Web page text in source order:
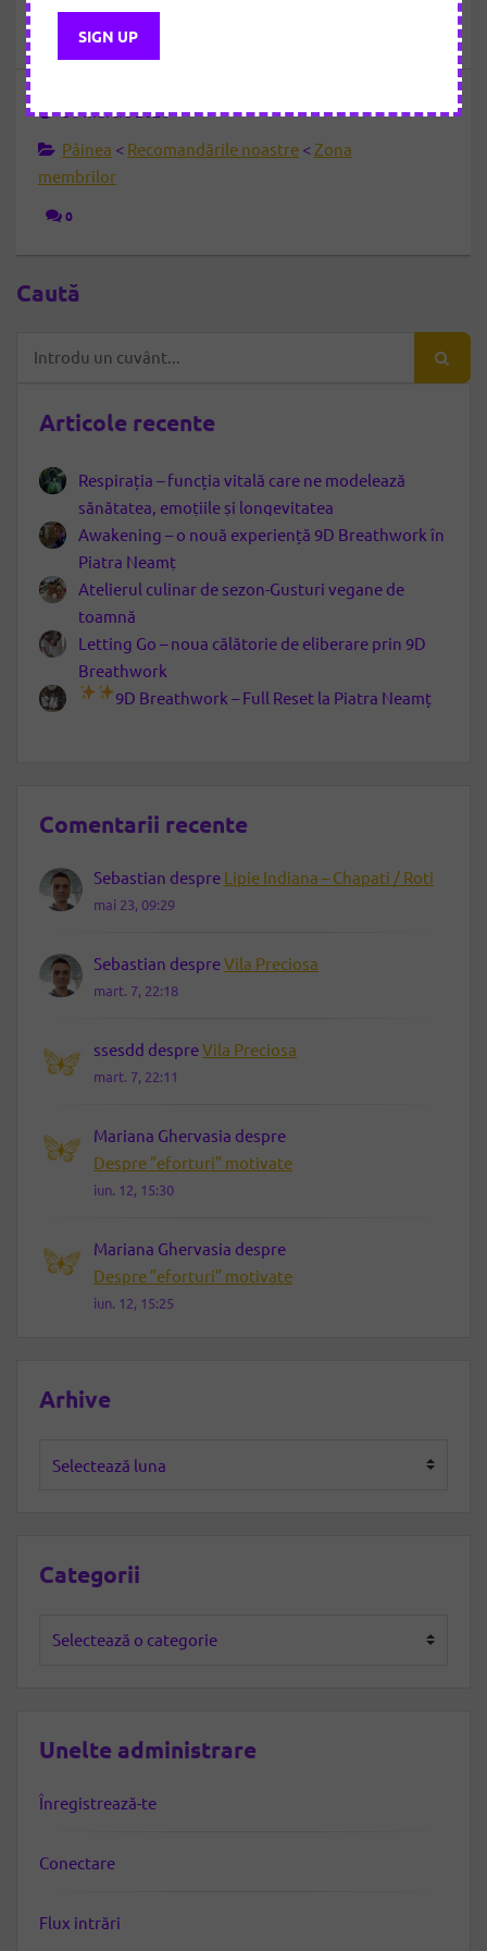
30 martie 2020
Pâinea < Recomandările noastre < Zona
membrilor
0
Caută
Articole recente
Respirația – funcția vitală care ne modelează
sănătatea, emoțiile și longevitatea
Awakening – o nouă experiență 9D Breathwork în
Piatra Neamț
Atelierul culinar de sezon-Gusturi vegane de
toamnă
Letting Go – noua călătorie de eliberare prin 9D
Breathwork
9D Breathwork – Full Reset la Piatra Neamț
Comentarii recente
Sebastian despre Lipie Indiana – Chapati / Roti
mai 23, 09:29
Sebastian despreVila Preciosa
mart. 7, 22:18
ssesdd despreVila Preciosa
mart. 7, 22:11
Mariana Ghervasia despre
Despre ”eforturi” motivate
iun. 12, 15:30
Mariana Ghervasia despre
Despre ”eforturi” motivate
iun. 12, 15:25
Arhive
Categorii
Unelte administrare
Înregistrează-te
Conectare
Flux intrări